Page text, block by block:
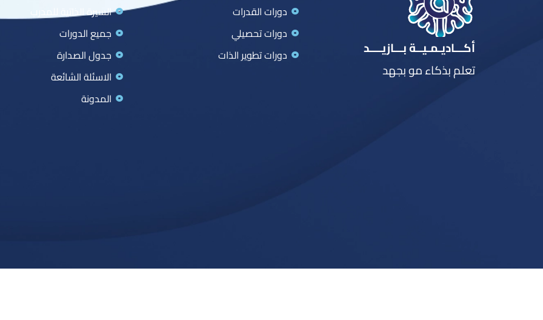
أكـــاديـمـيــة بـــازيــــد
تعلم بذكاء مو بجهد
دورات القدرات
دورات تحصيلي
دورات تطوير الذات
السيرة الذاتية للمدرب
جميع الدورات
جدول الصدارة
الاسئلة الشائعة
المدونة